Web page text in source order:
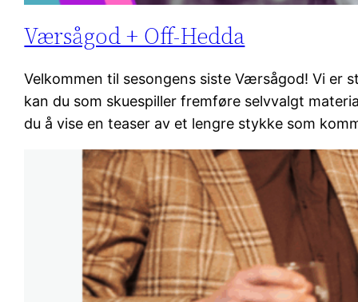
Værsågod + Off-Hedda
Velkommen til sesongens siste Værsågod! Vi er
kan du som skuespiller fremføre selvvalgt
du å vise en teaser av et lengre stykke som